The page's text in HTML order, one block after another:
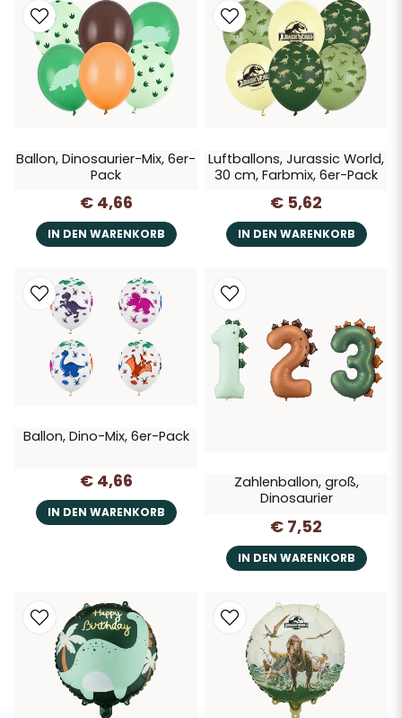
Ballon, Dinosaurier-Mix, 6er-
Pack
€ 4,66
IN DEN WARENKORB
Luftballons, Jurassic World,
30 cm, Farbmix, 6er-Pack
€ 5,62
IN DEN WARENKORB
Ballon, Dino-Mix, 6er-Pack
€ 4,66
IN DEN WARENKORB
Zahlenballon, groß,
Dinosaurier
€ 7,52
IN DEN WARENKORB